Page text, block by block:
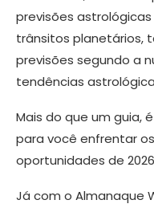
previsões
trânsitos planetários,
previsões segundo a
tendências
Mais do que um guia,
para você enfrentar
oportunidades de
Já com o Almanaque